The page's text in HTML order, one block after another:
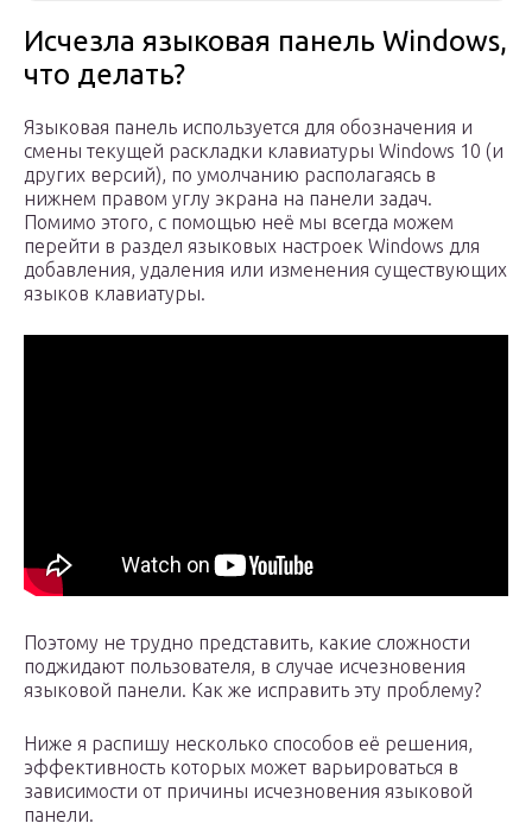
Исчезла языковая панель Windows,
что делать?
Языковая панель используется для обозначения и
смены текущей раскладки клавиатуры Windows 10 (и
других версий), по умолчанию располагаясь в
нижнем правом углу экрана на панели задач.
Помимо этого, с помощью неё мы всегда можем
перейти в раздел языковых настроек Windows для
добавления, удаления или изменения существующих
языков клавиатуры.
Поэтому не трудно представить, какие сложности
поджидают пользователя, в случае исчезновения
языковой панели. Как же исправить эту проблему?
Ниже я распишу несколько способов её решения,
эффективность которых может варьироваться в
зависимости от причины исчезновения языковой
панели.